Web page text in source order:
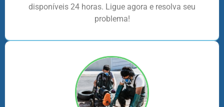
disponíveis 24 horas. Ligue agora e resolva seu
problema!